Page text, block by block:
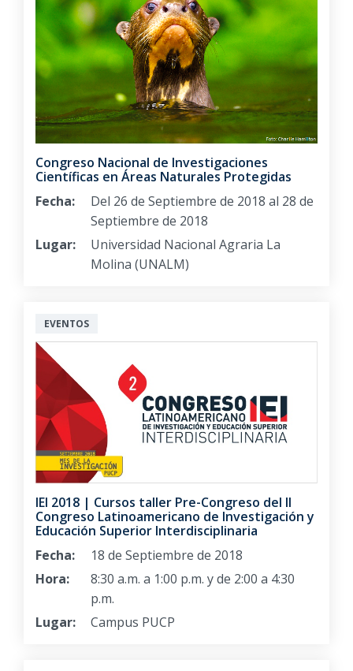
Congreso Nacional de Investigaciones
Científicas en Áreas Naturales Protegidas
Fecha:
Del 26 de Septiembre de 2018 al 28 de
Septiembre de 2018
Lugar:
Universidad Nacional Agraria La
Molina (UNALM)
EVENTOS
IEI 2018 | Cursos taller Pre-Congreso del II
Congreso Latinoamericano de Investigación y
Educación Superior Interdisciplinaria
Fecha:
18 de Septiembre de 2018
Hora:
8:30 a.m. a 1:00 p.m. y de 2:00 a 4:30
p.m.
Lugar:
Campus PUCP